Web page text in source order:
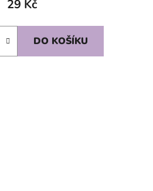
29 Kč
DO KOŠÍKU